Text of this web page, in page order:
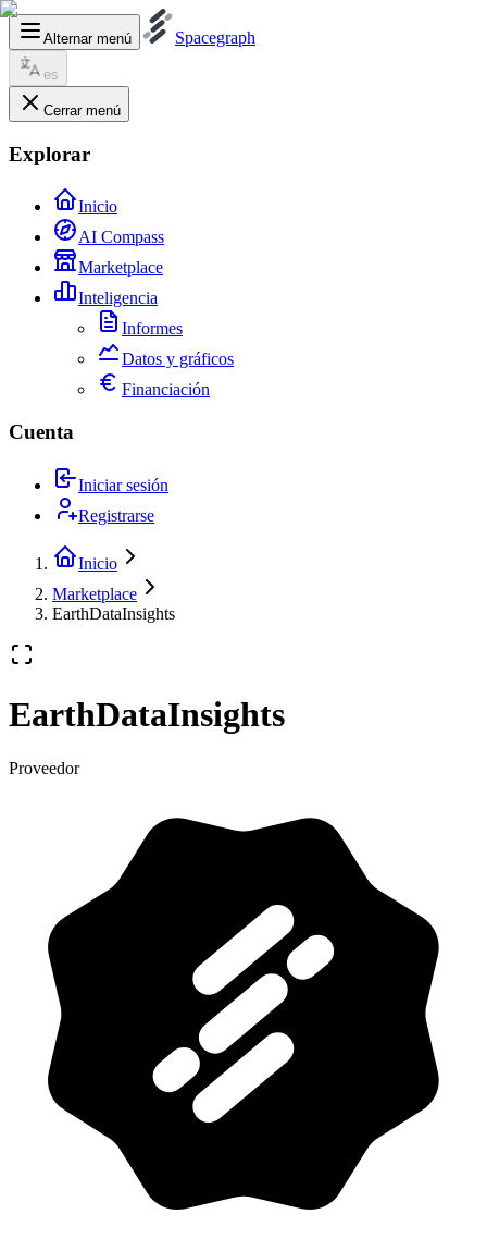
Alternar menú Spacegraph
es
Cerrar menú
Explorar
Inicio
AI Compass
Marketplace
Inteligencia
Informes
Datos y gráficos
Financiación
Cuenta
Iniciar sesión
Registrarse
Inicio
Marketplace
EarthDataInsights
EarthDataInsights
Proveedor